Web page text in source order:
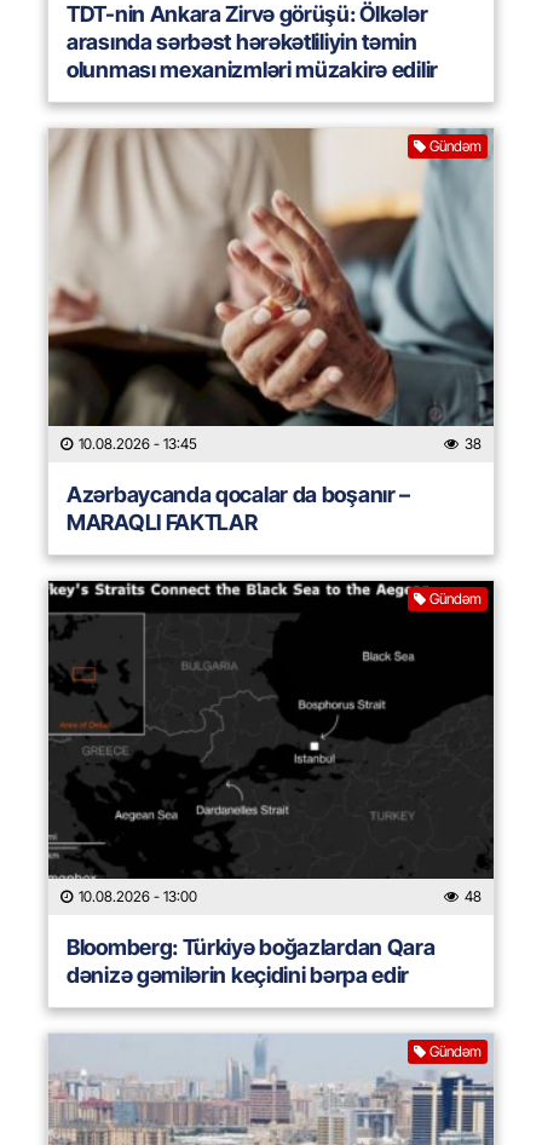
TDT-nin Ankara Zirvə görüşü: Ölkələr
arasında sərbəst hərəkətliliyin təmin
olunması mexanizmləri müzakirə edilir
Gündəm
10.08.2026 - 13:45 38
Azərbaycanda qocalar da boşanır –
MARAQLI FAKTLAR
Gündəm
10.08.2026 - 13:00 48
Bloomberg: Türkiyə boğazlardan Qara
dənizə gəmilərin keçidini bərpa edir
Gündəm